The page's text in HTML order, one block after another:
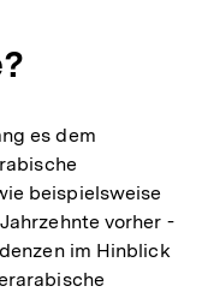
es dem
beispielsweise
vorher -
im Hinblick